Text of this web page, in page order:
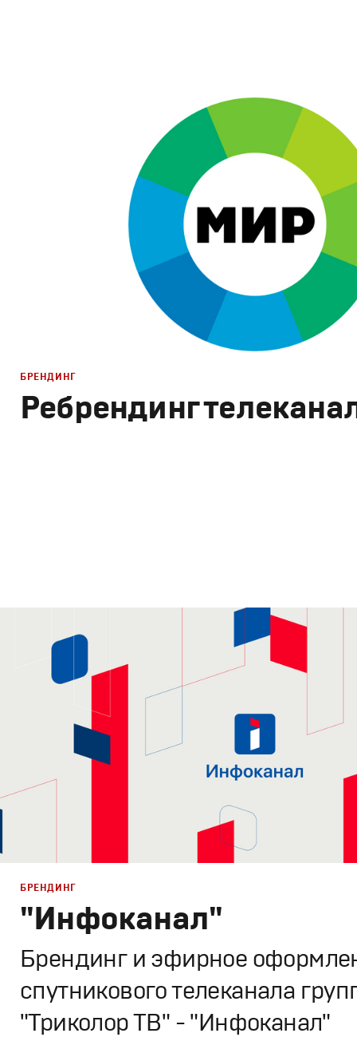
Графический дизайн Моушн-дизайн
Ребрендинг
Графический дизайн
БРЕНДИНГ
"Инфоканал"
Брендинг и эфирное
спутникового телеканала
"Триколор ТВ" - "Инфоканал"
БРЕНДИНГ